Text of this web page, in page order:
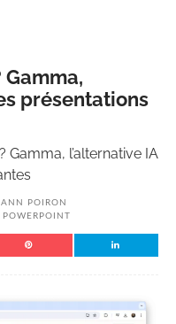
Gamma,
présentations
Gamma, l’alternative IA
POIRON
POWERPOINT